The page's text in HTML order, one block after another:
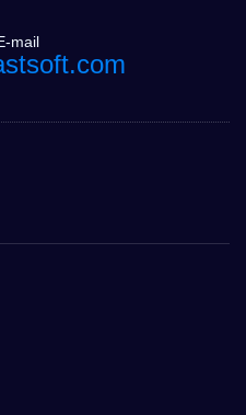
mail